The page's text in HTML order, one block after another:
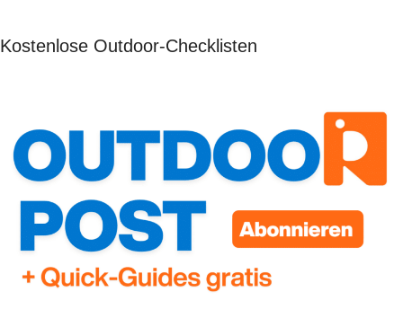
Kostenlose Outdoor-Checklisten